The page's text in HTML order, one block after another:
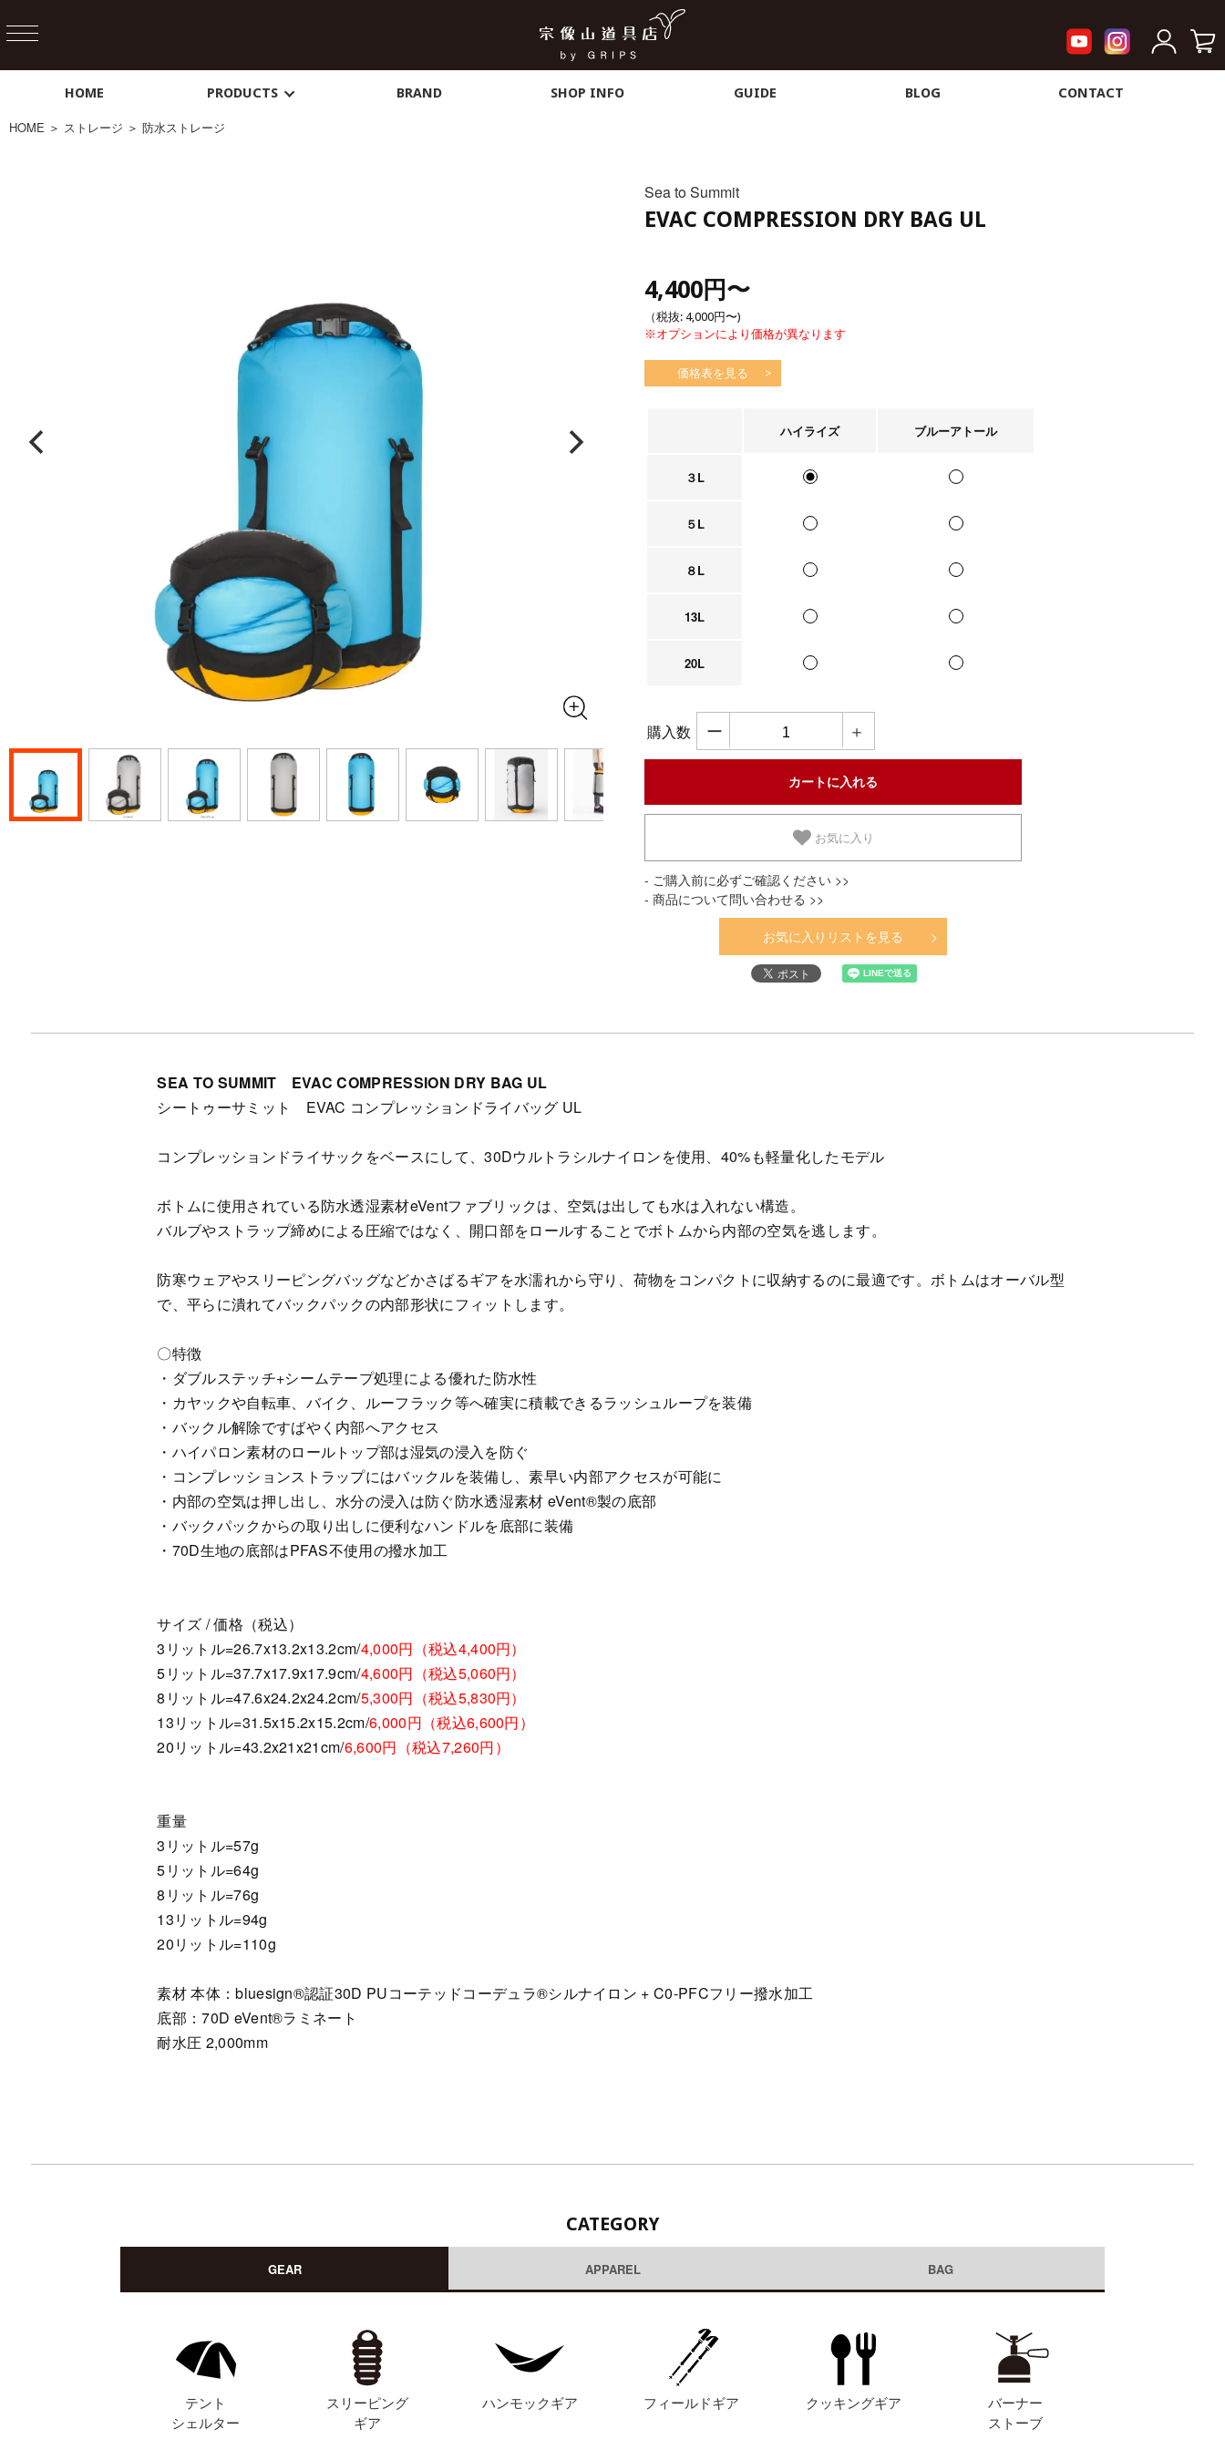
HOME PRODUCTS BRAND SHOP INFO GUIDE BLOG CONTACT
HOME ＞ ストレージ ＞ 防水ストレージ
Sea to Summit
EVAC COMPRESSION DRY BAG UL
4,400円 〜
（税抜: 4,000円〜)
※オプションにより価格が異なります
価格表を見る
ハイライズ ブルーアトール
３L
５L
８L
13L
20L
購入数 ー ＋
お気に入り
- ご購入前に必ずご確認ください >>
- 商品について問い合わせる >>
お気に入りリストを見る
SEA TO SUMMIT EVAC COMPRESSION DRY BAG UL
シートゥーサミット EVAC コンプレッションドライバッグ UL
コンプレッションドライサックをベースにして、30Dウルトラシルナイロンを使用、40%も軽量化したモデル
ボトムに使用されている防水透湿素材eVentファブリックは、空気は出しても水は入れない構造。
バルブやストラップ締めによる圧縮ではなく、開口部をロールすることでボトムから内部の空気を逃します。
防寒ウェアやスリーピングバッグなどかさばるギアを水濡れから守り、荷物をコンパクトに収納するのに最適です。ボトムはオーバル型
で、平らに潰れてバックパックの内部形状にフィットします。
〇特徴
・ダブルステッチ+シームテープ処理による優れた防水性
・カヤックや自転車、バイク、ルーフラック等へ確実に積載できるラッシュループを装備
・バックル解除ですばやく内部へアクセス
・ハイパロン素材のロールトップ部は湿気の浸入を防ぐ
・コンプレッションストラップにはバックルを装備し、素早い内部アクセスが可能に
・内部の空気は押し出し、水分の浸入は防ぐ防水透湿素材 eVent®製の底部
・バックパックからの取り出しに便利なハンドルを底部に装備
・70D生地の底部はPFAS不使用の撥水加工
サイズ / 価格（税込）
3リットル=26.7x13.2x13.2cm/4,000円（税込4,400円）
5リットル=37.7x17.9x17.9cm/4,600円（税込5,060円）
8リットル=47.6x24.2x24.2cm/5,300円（税込5,830円）
13リットル=31.5x15.2x15.2cm/6,000円（税込6,600円）
20リットル=43.2x21x21cm/6,600円（税込7,260円）
重量
3リットル=57g
5リットル=64g
8リットル=76g
13リットル=94g
20リットル=110g
素材 本体：bluesign®認証30D PUコーテッドコーデュラ®シルナイロン + C0-PFCフリー撥水加工
底部：70D eVent®ラミネート
耐水圧 2,000mm
CATEGORY
GEAR APPAREL BAG
テント
シェルター
スリーピング
ギア
ハンモックギア フィールドギア クッキングギア
バーナー
ストーブ